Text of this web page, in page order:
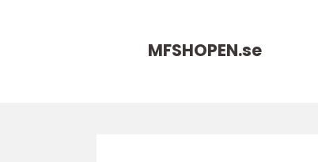
MFSHOPEN.se